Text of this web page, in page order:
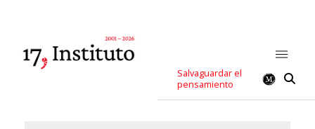
Salvaguardar el
pensamiento